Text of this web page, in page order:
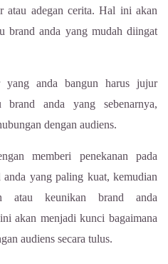
atau adegan cerita. Hal ini akan
brand anda yang mudah diingat
yang anda bangun harus jujur
anda yang sebenarnya,
dengan audiens.
memberi penekanan pada
yang paling kuat, kemudian
atau keunikan brand anda
akan menjadi kunci bagaimana
audiens secara tulus.